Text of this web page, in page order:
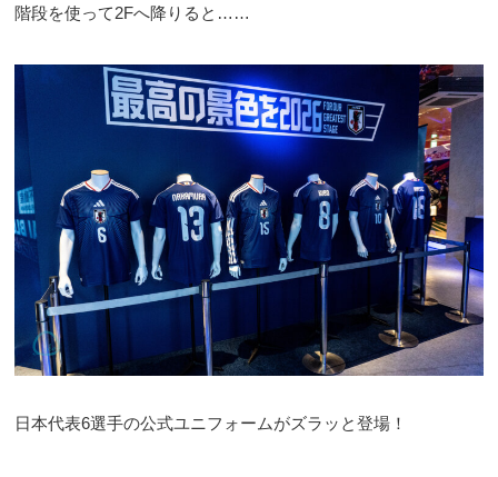
階段を使って2Fへ降りると……
日本代表6選手の公式ユニフォームがズラッと登場！